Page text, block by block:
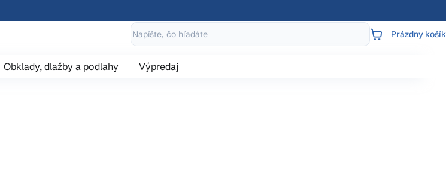
NÁKUPNÝ
Prázdny košík
Obklady, dlažby a podlahy Výpredaj